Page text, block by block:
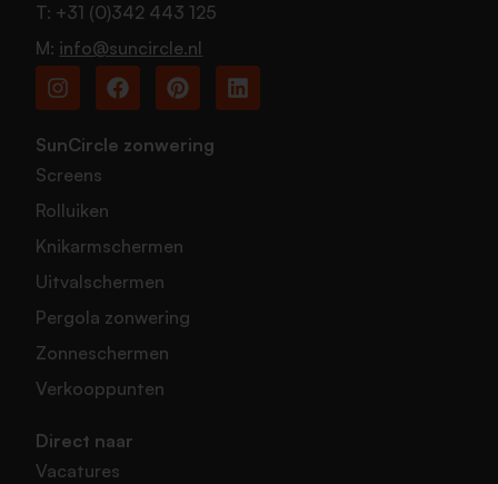
T: +31 (0)342 443 125
M: info@suncircle.nl
SunCircle zonwering
Screens
Rolluiken
Knikarmschermen
Uitvalschermen
Pergola zonwering
Zonneschermen
Verkooppunten
Direct naar
Vacatures